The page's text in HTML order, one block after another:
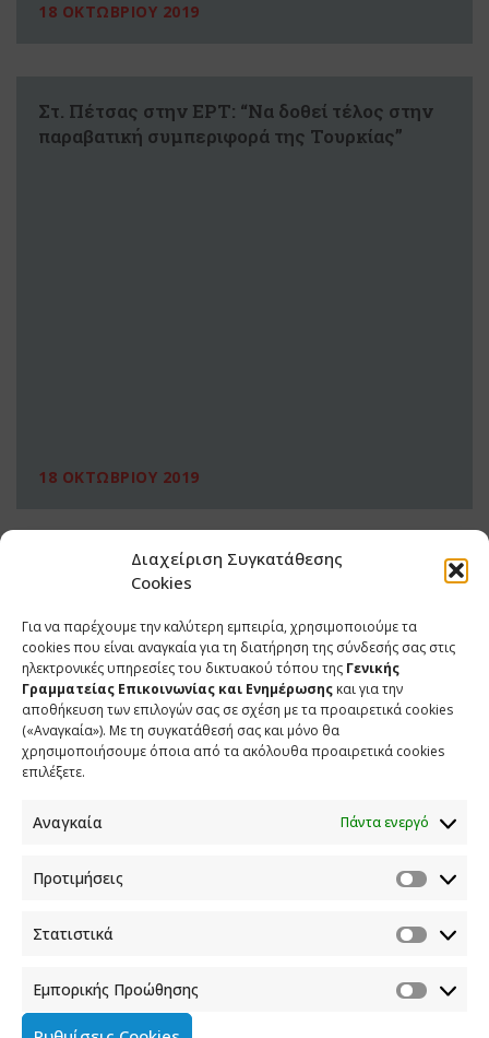
Διαχείριση Συγκατάθεσης
Cookies
Για να παρέχουμε την καλύτερη εμπειρία, χρησιμοποιούμε τα
cookies που είναι αναγκαία για τη διατήρηση της σύνδεσής σας στις
ηλεκτρονικές υπηρεσίες του δικτυακού τόπου της Γενικής
Γραμματείας Επικοινωνίας και Ενημέρωσης και για την
αποθήκευση των επιλογών σας σε σχέση με τα προαιρετικά cookies
(«Αναγκαία»). Με τη συγκατάθεσή σας και μόνο θα
χρησιμοποιήσουμε όποια από τα ακόλουθα προαιρετικά cookies
επιλέξετε.
Αναγκαία Πάντα ενεργό
Προτιμήσεις
Στατιστικά
Εμπορικής Προώθησης
18 ΟΚΤΩΒΡΙΟΥ 2019
Στ. Πέτσας στην ΕΡΤ: “Να δοθεί τέλος στην
παραβατική συμπεριφορά της Τουρκίας”
18 ΟΚΤΩΒΡΙΟΥ 2019
ΕΠΙΚΟΙΝΩΝΙΑ
Φραγκούδη 11 & Αλεξάνδρου Πάντου
info.media@media.gov.gr
Πολιτική Cookies